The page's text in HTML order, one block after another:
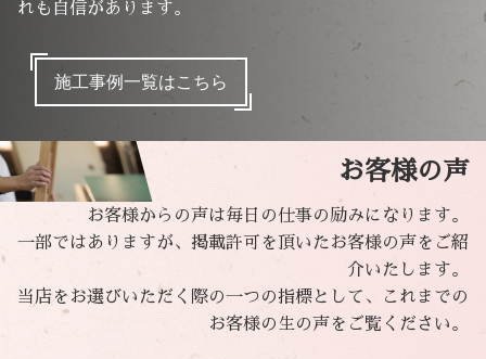
れも自信があります。
施工事例一覧はこちら
お客様の声
お客様からの声は毎日の仕事の励みになります。
一部ではありますが、掲載許可を頂いたお客様の声をご紹
介いたします。
当店をお選びいただく際の一つの指標として、これまでの
お客様の生の声をご覧ください。